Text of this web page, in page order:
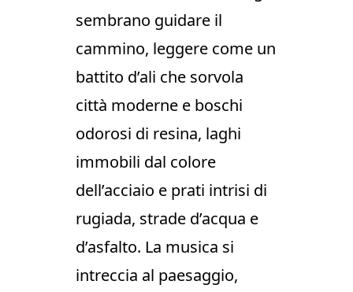
sembrano guidare il
cammino, leggere come un
battito d’ali che sorvola
città moderne e boschi
odorosi di resina, laghi
immobili dal colore
dell’acciaio e prati intrisi di
rugiada, strade d’acqua e
d’asfalto. La musica si
intreccia al paesaggio,